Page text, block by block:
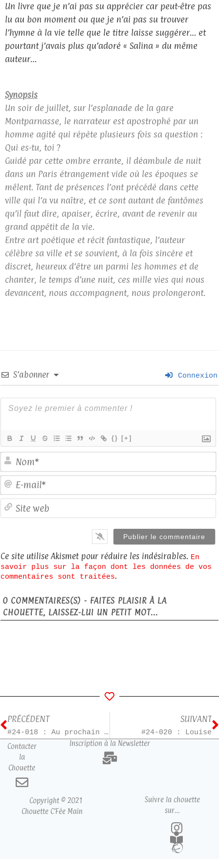
Un livre que je n’ai pas su apprécier car peut-être pas
lu au bon moment ou que je n’ai pas su trouver
l’hymne à la vie telle que le titre laisse suggérer… et
pourtant j’avais plus qu’adoré « Salina » du même
auteur…
Synopsis
Un soir de juillet, sur l’esplanade de la gare
Montparnasse, le narrateur est apostrophé par un
homme agité qui répète plusieurs fois sa question :
Qui es-tu, toi ?
Guidé par cette ombre errante, il déambule de nuit
dans un Paris étrangement vide où les époques se
mêlent. Tant de présences l’ont précédé dans cette
ville qui l’a vu naître, et ce sont autant de fantômes
qu’il faut dire, apaiser, écrire, avant de revenir au
grand appétit de la vie.
Entre art poétique et récit fantastique, l’auteur
célèbre sa ville et se souvient, à la fois sincère et
discret, heureux d’être un parmi les hommes et de
chanter, le temps d’une nuit, ces mille vies qui nous
devancent, nous accompagnent, nous prolongeront.
S’abonner Connexion
{} [+]
Ce site utilise Akismet pour réduire les indésirables. En
savoir plus sur la façon dont les données de vos
commentaires sont traitées.
0 COMMENTAIRES(S) - FAITES PLAISIR À LA
CHOUETTE, LAISSEZ-LUI UN PETIT MOT...
PRÉCÉDENT
#24-018 : Au prochain arrêt
SUIVANT
#24-020 : Louise
Contacter
la
Chouette
Inscription à la Newsletter
Copyright © 2021
Chouette C’Fée Main
Suivre la chouette
sur…